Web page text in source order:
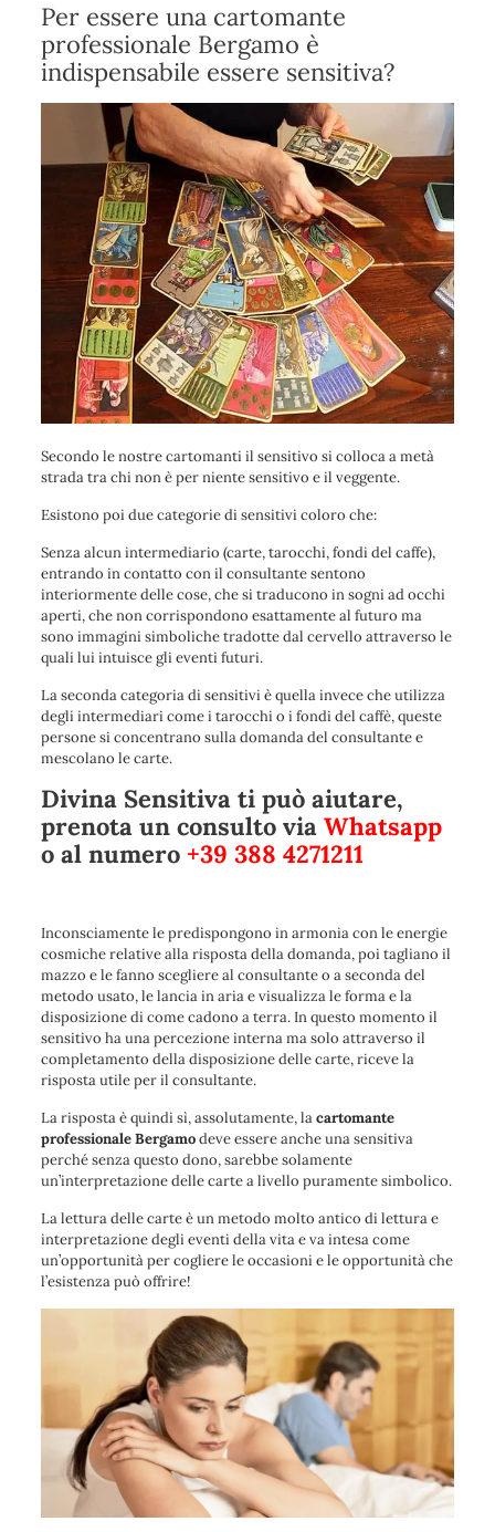
Per essere una cartomante
professionale Bergamo è
indispensabile essere sensitiva?
Secondo le nostre cartomanti il sensitivo si colloca a metà
strada tra chi non è per niente sensitivo e il veggente.
Esistono poi due categorie di sensitivi coloro che:
Senza alcun intermediario (carte, tarocchi, fondi del caffe),
entrando in contatto con il consultante sentono
interiormente delle cose, che si traducono in sogni ad occhi
aperti, che non corrispondono esattamente al futuro ma
sono immagini simboliche tradotte dal cervello attraverso le
quali lui intuisce gli eventi futuri.
La seconda categoria di sensitivi è quella invece che utilizza
degli intermediari come i tarocchi o i fondi del caffè, queste
persone si concentrano sulla domanda del consultante e
mescolano le carte.
Divina Sensitiva ti può aiutare,
prenota un consulto via Whatsapp
o al numero +39 388 4271211
Inconsciamente le predispongono in armonia con le energie
cosmiche relative alla risposta della domanda, poi tagliano il
mazzo e le fanno scegliere al consultante o a seconda del
metodo usato, le lancia in aria e visualizza le forma e la
disposizione di come cadono a terra. In questo momento il
sensitivo ha una percezione interna ma solo attraverso il
completamento della disposizione delle carte, riceve la
risposta utile per il consultante.
La risposta è quindi sì, assolutamente, lacartomante
professionale Bergamodeve essere anche una sensitiva
perché senza questo dono, sarebbe solamente
un’interpretazione delle carte a livello puramente simbolico.
La lettura delle carte è un metodo molto antico di lettura e
interpretazione degli eventi della vita e va intesa come
un’opportunità per cogliere le occasioni e le opportunità che
l’esistenza può offrire!